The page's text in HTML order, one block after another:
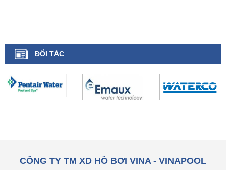
ĐỐI TÁC
CÔNG TY TM XD HỒ BƠI VINA - VINAPOOL